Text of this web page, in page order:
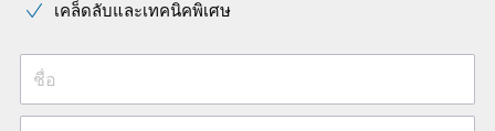
เคล็ดลับและเทคนิคพิเศษ
ชื่อ